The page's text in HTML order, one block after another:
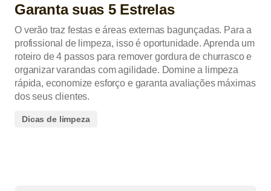
Garanta suas 5 Estrelas
O verão traz festas e áreas externas bagunçadas. Para a
profissional de limpeza, isso é oportunidade. Aprenda um
roteiro de 4 passos para remover gordura de churrasco e
organizar varandas com agilidade. Domine a limpeza
rápida, economize esforço e garanta avaliações máximas
dos seus clientes.
Dicas de limpeza